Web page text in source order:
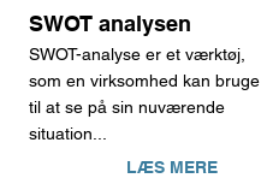
SWOT analysen
SWOT-analyse er et værktøj,
som en virksomhed kan bruge
til at se på sin nuværende
situation...
LÆS MERE